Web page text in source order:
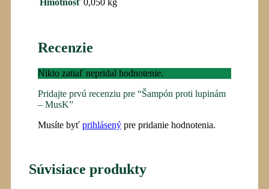
Hmotnosť 0,050 kg
Recenzie
Nikto zatiaľ nepridal hodnotenie.
Pridajte prvú recenziu pre “Šampón proti lupinám
– MusK”
Musíte byť prihlásený pre pridanie hodnotenia.
Súvisiace produkty